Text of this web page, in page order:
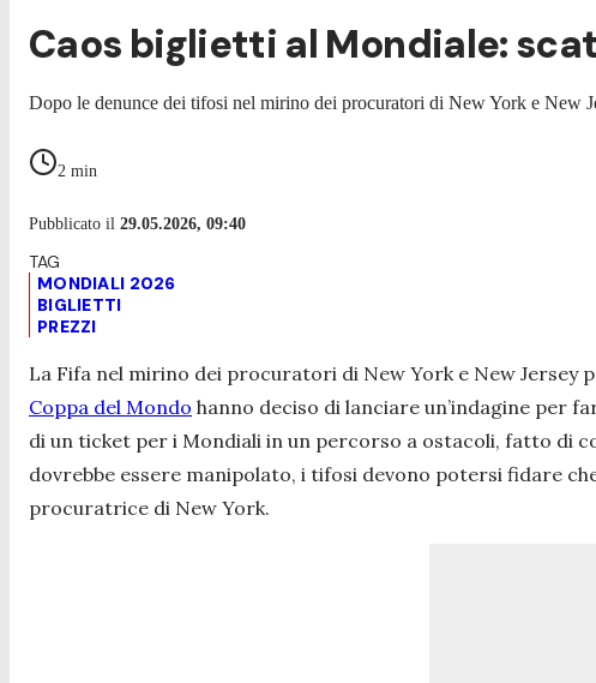
Caos biglietti al Mondiale:
Dopo le denunce dei tifosi nel mirino dei procuratori di New York e New
2 min
Pubblicato il 29.05.2026, 09:40
MONDIALI 2026
BIGLIETTI
PREZZI
La Fifa nel mirino dei procuratori di New York e New Jersey
Coppa del Mondo hanno deciso di lanciare un’indagine per
di un ticket per i Mondiali in un percorso a ostacoli, fatto di
dovrebbe essere manipolato, i tifosi devono potersi fidare
procuratrice di New York.